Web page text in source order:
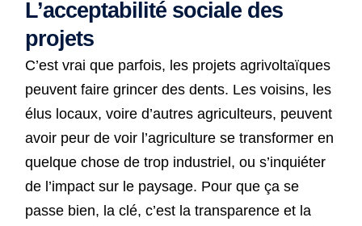
L’acceptabilité sociale des
projets
C’est vrai que parfois, les projets agrivoltaïques
peuvent faire grincer des dents. Les voisins, les
élus locaux, voire d’autres agriculteurs, peuvent
avoir peur de voir l’agriculture se transformer en
quelque chose de trop industriel, ou s’inquiéter
de l’impact sur le paysage. Pour que ça se
passe bien, la clé, c’est la transparence et la